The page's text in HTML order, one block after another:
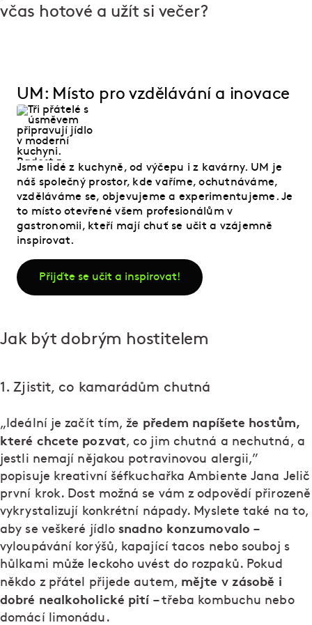
včas hotové a užít si večer?
UM: Místo pro vzdělávání a inovace
Jsme lidé z kuchyně, od výčepu i z kavárny. UM je
náš společný prostor, kde vaříme, ochutnáváme,
vzděláváme se, objevujeme a experimentujeme. Je
to místo otevřené všem profesionálům v
gastronomii, kteří mají chuť se učit a vzájemně
inspirovat.
Přijďte se učit a inspirovat!
Jak být dobrým hostitelem
1. Zjistit, co kamarádům chutná
„Ideální je začít tím, že předem napíšete hostům,
které chcete pozvat, co jim chutná a nechutná, a
jestli nemají nějakou potravinovou alergii,”
popisuje kreativní šéfkuchařka Ambiente Jana Jelič
první krok. Dost možná se vám z odpovědí přirozeně
vykrystalizují konkrétní nápady. Myslete také na to,
aby se veškeré jídlosnadno konzumovalo–
vyloupávání korýšů, kapající tacos nebo souboj s
hůlkami může leckoho uvést do rozpaků. Pokud
někdo z přátel přijede autem, mějte v zásobě i
dobré nealkoholické pití – třeba kombuchu nebo
domácí limonádu.